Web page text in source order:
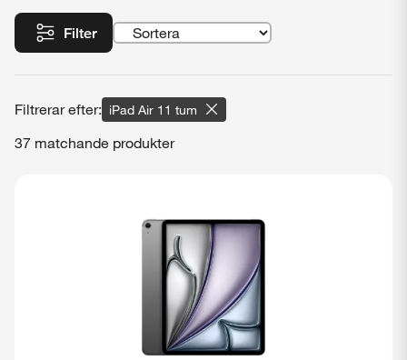
Filter
iPad Air 11 tum
37 matchande produkter